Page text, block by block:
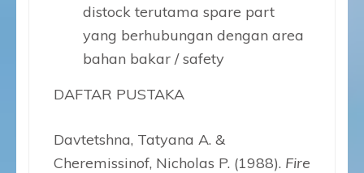
distock terutama spare part
yang berhubungan dengan area
bahan bakar / safety
DAFTAR PUSTAKA
Davtetshna, Tatyana A. &
Cheremissinof, Nicholas P. (1988). Fire